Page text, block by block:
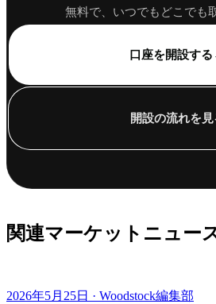
無料で、いつでもどこでも
口座を開設する
開設の流れを見
関連マーケットニュー
2026年5月25日 · Woodstock編集部